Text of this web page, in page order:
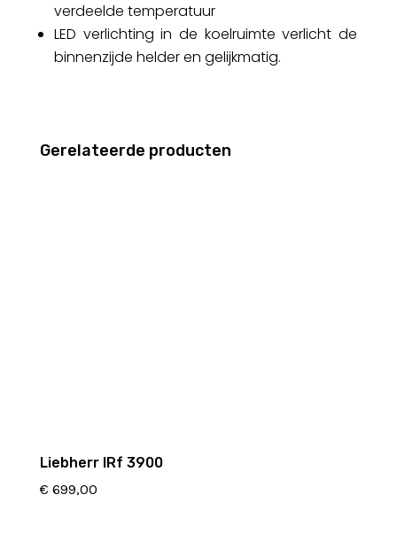
verdeelde temperatuur
LED verlichting in de koelruimte verlicht de
binnenzijde helder en gelijkmatig.
Gerelateerde producten
Liebherr IRf 3900
€ 699,00